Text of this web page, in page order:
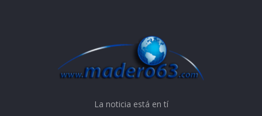
La noticia está en tí